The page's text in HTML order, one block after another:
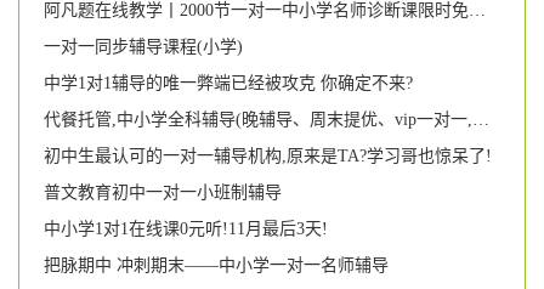
阿凡题在线教学丨2000节一对一中小学名师诊断课限时免费抢!
一对一同步辅导课程(小学)
中学1对1辅导的唯一弊端已经被攻克 你确定不来?
代餐托管,中小学全科辅导(晚辅导、周末提优、vip一对一,幼小衔接),家长们统统看过来喔!!!
初中生最认可的一对一辅导机构,原来是TA?学习哥也惊呆了!
普文教育初中一对一小班制辅导
中小学1对1在线课0元听!11月最后3天!
把脉期中 冲刺期末——中小学一对一名师辅导